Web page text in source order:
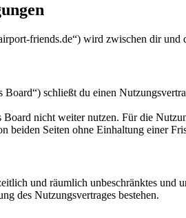
friends.de“) wird zwischen dir und
schließt du einen
nicht weiter nutzen. Für die
beiden Seiten ohne Einhaltung einer
und räumlich unbeschränktes und
des Nutzungsvertrages bestehen.